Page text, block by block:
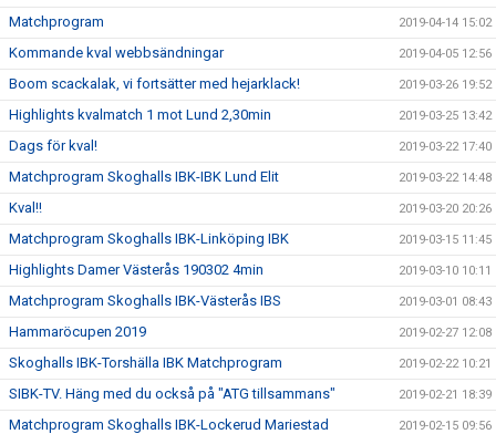
Matchprogram 2019-04-14 15:02
Kommande kval webbsändningar 2019-04-05 12:56
Boom scackalak, vi fortsätter med hejarklack! 2019-03-26 19:52
Highlights kvalmatch 1 mot Lund 2,30min 2019-03-25 13:42
Dags för kval! 2019-03-22 17:40
Matchprogram Skoghalls IBK-IBK Lund Elit 2019-03-22 14:48
Kval!! 2019-03-20 20:26
Matchprogram Skoghalls IBK-Linköping IBK 2019-03-15 11:45
Highlights Damer Västerås 190302 4min 2019-03-10 10:11
Matchprogram Skoghalls IBK-Västerås IBS 2019-03-01 08:43
Hammaröcupen 2019 2019-02-27 12:08
Skoghalls IBK-Torshälla IBK Matchprogram 2019-02-22 10:21
SIBK-TV. Häng med du också på "ATG tillsammans" 2019-02-21 18:39
Matchprogram Skoghalls IBK-Lockerud Mariestad 2019-02-15 09:56